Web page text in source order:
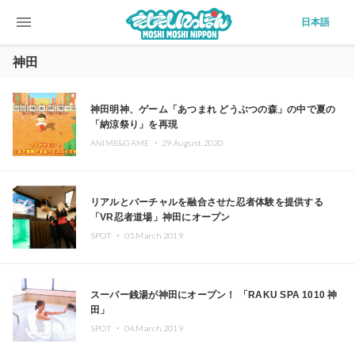
menu 日本語
神田
神田明神、ゲーム「あつまれ どうぶつの森」の中で夏の
「納涼祭り」を再現
ANIME&GAME ・ 29.August.2020
リアルとバーチャルを融合させた忍者体験を提供する
「VR忍者道場」神田にオープン
SPOT ・ 05.March.2019
スーパー銭湯が神田にオープン！ 「RAKU SPA 1010 神
田」
SPOT ・ 04.March.2019